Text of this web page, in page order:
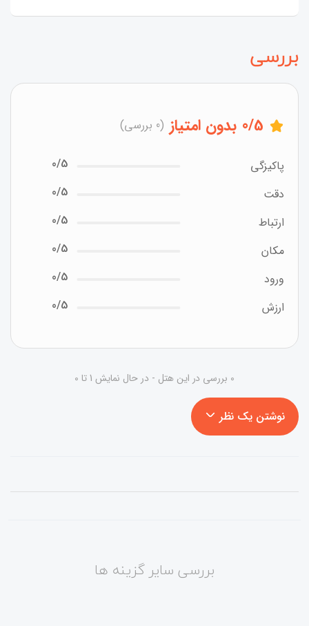
بررسی
0/5 بدون امتیاز (0 بررسی)
پاکیزگی
0/5
دقت
0/5
ارتباط
0/5
مکان
0/5
ورود
0/5
ارزش
0/5
0 بررسی در این هتل - در حال نمایش 1 تا 0
نوشتن یک نظر
بررسی سایر گزینه ها